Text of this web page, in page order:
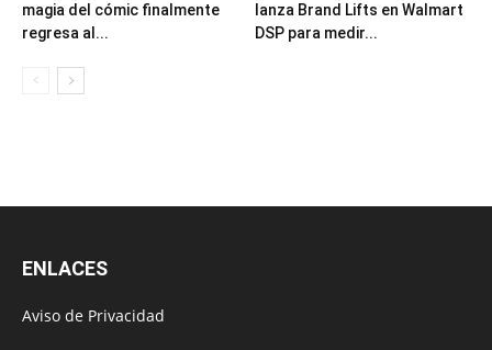
magia del cómic finalmente
regresa al...
lanza Brand Lifts en Walmart
DSP para medir...
ENLACES
Aviso de Privacidad